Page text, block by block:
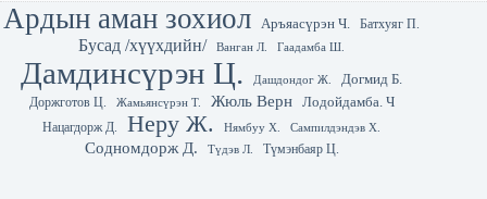
Ардын аман зохиол Аръяасүрэн Ч. Батхуяг П.
Бусад /хүүхдийн/ Ванган Л. Гаадамба Ш.
Дамдинсүрэн Ц. Дашдондог Ж.
Догмид Б.
Доржготов Ц.
Жамьянсүрэн Т. Жюль Верн Лодойдамба. Ч
Нацагдорж Д. Неру Ж. Нямбуу Х. Сампилдэндэв Х.
Содномдорж Д. Түдэв Л. Түмэнбаяр Ц.